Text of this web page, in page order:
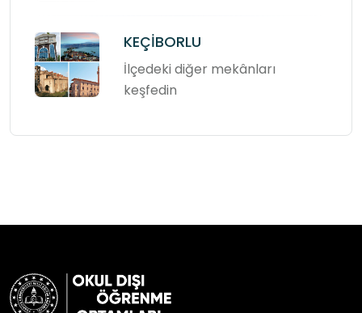
KEÇİBORLU
İlçedeki diğer mekânları
keşfedin